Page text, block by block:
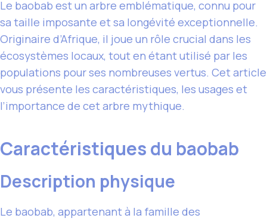
Le baobab est un arbre emblématique, connu pour
sa taille imposante et sa longévité exceptionnelle.
Originaire d’Afrique, il joue un rôle crucial dans les
écosystèmes locaux, tout en étant utilisé par les
populations pour ses nombreuses vertus. Cet article
vous présente les caractéristiques, les usages et
l’importance de cet arbre mythique.
Caractéristiques du baobab
Description physique
Le baobab, appartenant à la famille des